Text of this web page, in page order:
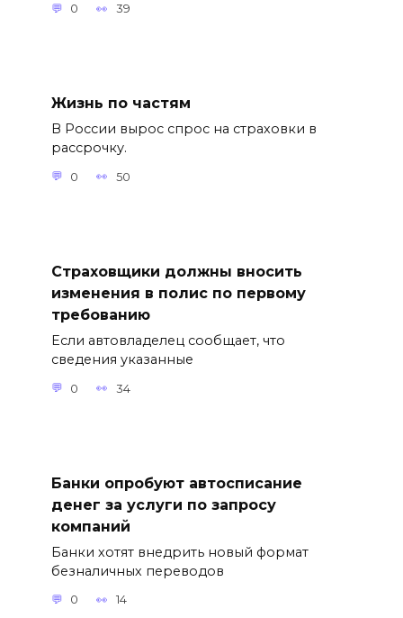
0 39
Жизнь по частям
В России вырос спрос на страховки в
рассрочку.
0 50
Страховщики должны вносить
изменения в полис по первому
требованию
Если автовладелец сообщает, что
сведения указанные
0 34
Банки опробуют автосписание
денег за услуги по запросу
компаний
Банки хотят внедрить новый формат
безналичных переводов
0 14